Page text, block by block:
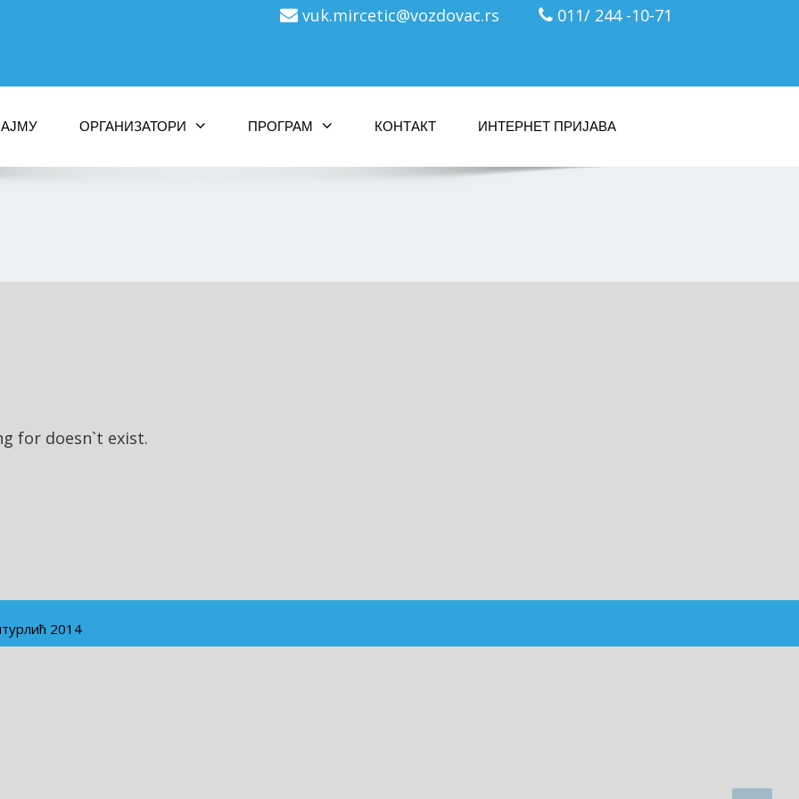
vuk.mircetic@vozdovac.rs 011/ 244 -10-71
ОРГАНИЗАТОРИ ПРОГРАМ КОНТАКТ ИНТЕРНЕТ ПРИЈАВА
for doesn`t exist.
2014